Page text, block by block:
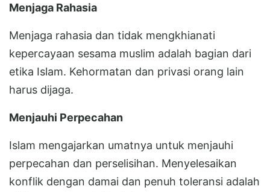
Menjaga Rahasia
Menjaga rahasia dan tidak mengkhianati
kepercayaan sesama muslim adalah bagian dari
etika Islam. Kehormatan dan privasi orang lain
harus dijaga.
Menjauhi Perpecahan
Islam mengajarkan umatnya untuk menjauhi
perpecahan dan perselisihan. Menyelesaikan
konflik dengan damai dan penuh toleransi adalah